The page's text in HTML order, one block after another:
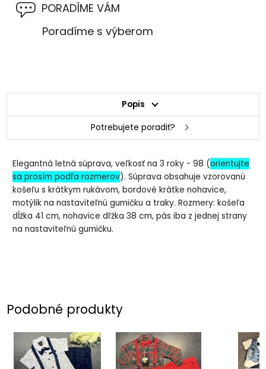
PORADÍME VÁM
Poradíme s výberom
Popis
Potrebujete poradiť?
Elegantná letná súprava, veľkosť na 3 roky - 98 (orientujte
sa prosím podľa rozmerov). Súprava obsahuje vzorovanú
košeľu s krátkym rukávom, bordové krátke nohavice,
motýlik na nastaviteľnú gumičku a traky. Rozmery: košeľa
dĺžka 41 cm, nohavice dľžka 38 cm, pás iba z jednej strany
na nastaviteľnú gumičku.
Podobné produkty